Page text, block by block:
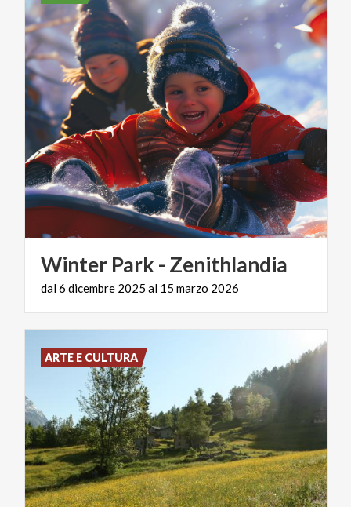
Winter Park - Zenithlandia
dal6 dicembre 2025 al 15 marzo 2026
ARTE E CULTURA